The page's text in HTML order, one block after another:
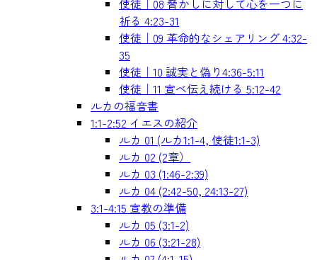
使徒｜08 脅かしに対して心を一つに
祈る 4:23-31
使徒｜09 革命的なシェアリング 4:32-
35
使徒｜10 誠実と偽り4:36-5:11
使徒｜11 宣べ伝え続ける 5:12-42
ルカの福音書
1:1-2:52 イエスの紹介
ルカ 01 (ルカ1:1-4, 使徒1:1-3)
ルカ 02 (2章）
ルカ 03 (1:46-2:39)
ルカ 04 (2:42-50, 24:13-27)
3:1-4:15 宣教の準備
ルカ 05 (3:1-2)
ルカ 06 (3:21-28)